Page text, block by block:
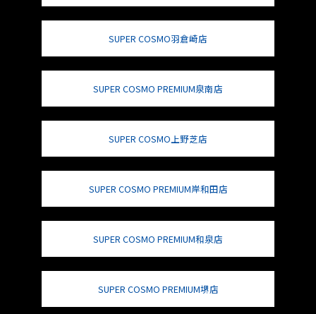
SUPER COSMO羽倉崎店
SUPER COSMO PREMIUM泉南店
SUPER COSMO上野芝店
SUPER COSMO PREMIUM岸和田店
SUPER COSMO PREMIUM和泉店
SUPER COSMO PREMIUM堺店